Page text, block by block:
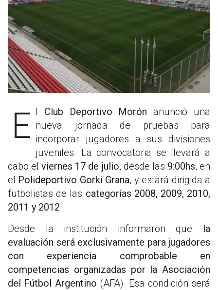
El Club Deportivo Morón anunció una
nueva jornada de pruebas para
incorporar jugadores a sus divisiones
juveniles. La convocatoria se llevará a
cabo el viernes 17 de julio, desde las 9:00hs, en
el Polideportivo Gorki Grana, y estará dirigida a
futbolistas de las categorías 2008, 2009, 2010,
2011 y 2012.
Desde la institución informaron que la
evaluación será exclusivamente para jugadores
con experiencia comprobable en
competencias organizadas por la Asociación
del Fútbol Argentino (AFA). Esa condición será